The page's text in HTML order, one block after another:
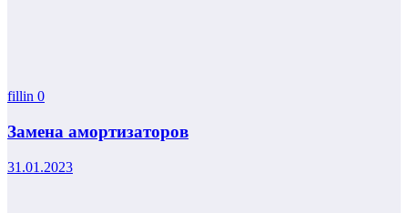
fillin 0
Замена амортизаторов
31.01.2023